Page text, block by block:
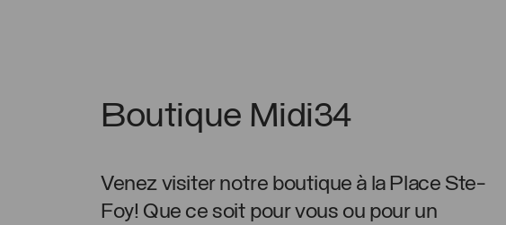
Boutique Midi34
Venez visiter notre boutique à la Place Ste-
Foy! Que ce soit pour vous ou pour un